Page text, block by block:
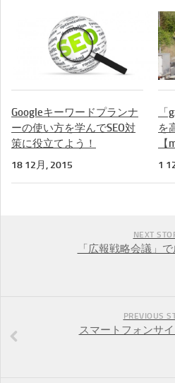
Googleキーワードプランナ
ーの使い方を学んでSEO対
策に役立てよう！
18 12月, 2015
を
1
NEXT
「広報戦略会議」
PREVIOUS
スマートフォンサ